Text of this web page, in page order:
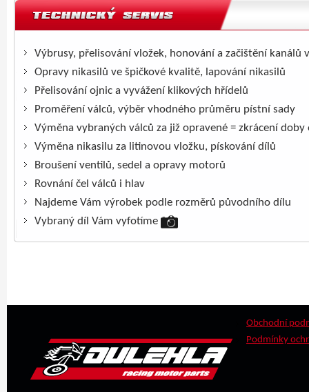
Výbrusy, přelisování vložek, honování a začištění kanálů
Opravy nikasilů ve špičkové kvalitě, lapování nikasilů
Přelisování ojnic a vyvážení klikových hřídelů
Proměření válců, výběr vhodného průměru pístní sady
Výměna vybraných válců za již opravené = zkrácení doby
Výměna nikasilu za litinovou vložku, pískování dílů
Broušení ventilů, sedel a opravy motorů
Rovnání čel válců i hlav
Najdeme Vám výrobek podle rozměrů původního dílu
Vybraný díl Vám vyfotíme
Obchodní
Podmínky